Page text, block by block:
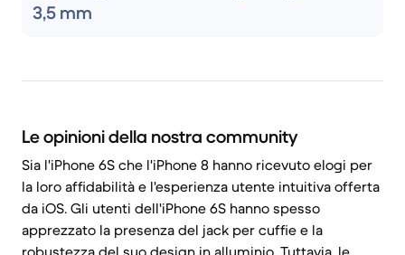
3,5 mm
Le opinioni della nostra community
Sia l'iPhone 6S che l'iPhone 8 hanno ricevuto elogi per
la loro affidabilità e l'esperienza utente intuitiva offerta
da iOS. Gli utenti dell'iPhone 6S hanno spesso
apprezzato la presenza del jack per cuffie e la
robustezza del suo design in alluminio. Tuttavia, le